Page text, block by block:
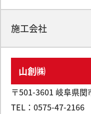
施工会社
山創㈱
〒501-3601 岐阜県
TEL：0575-47-2166